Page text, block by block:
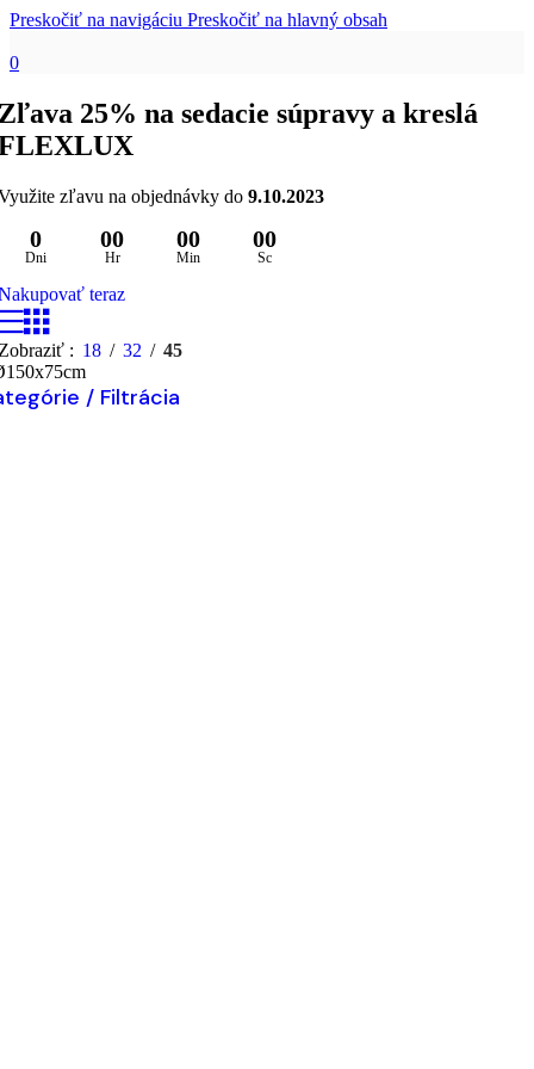
Preskočiť na navigáciu Preskočiť na hlavný obsah
0
25% na sedacie súpravy a kreslá
zľavu na objednávky do 9.10.2023
0
Dni
00
Hr
00
Min
00
Sc
teraz
18 32
45
/ Filtrácia